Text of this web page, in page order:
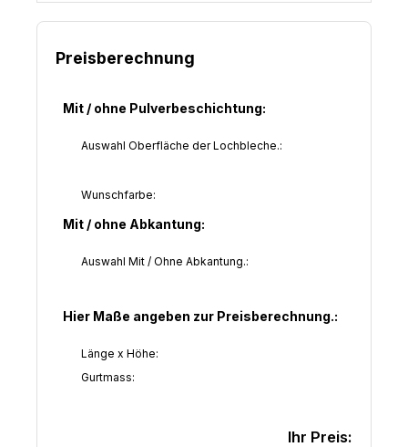
Preisberechnung
Mit / ohne Pulverbeschichtung:
Auswahl Oberfläche der Lochbleche.:
Wunschfarbe:
Mit / ohne Abkantung:
Auswahl Mit / Ohne Abkantung.:
Hier Maße angeben zur Preisberechnung.:
Länge x Höhe:
Gurtmass:
Ihr Preis: